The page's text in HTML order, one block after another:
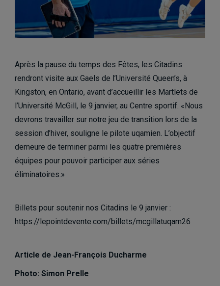
Après la pause du temps des Fêtes, les Citadins
rendront visite aux Gaels de l’Université Queen’s, à
Kingston, en Ontario, avant d’accueillir les Martlets de
l’Université McGill, le 9 janvier, au Centre sportif. «Nous
devrons travailler sur notre jeu de transition lors de la
session d’hiver, souligne le pilote uqamien. L’objectif
demeure de terminer parmi les quatre premières
équipes pour pouvoir participer aux séries
éliminatoires.»
Billets pour soutenir nos Citadins le 9 janvier :
https://lepointdevente.com/billets/mcgillatuqam26
Article de Jean-François Ducharme
Photo: Simon Prelle